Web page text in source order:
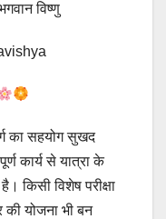
विष्णु
का सहयोग सुखद
कार्य से यात्रा के
किसी विशेष परीक्षा
योजना भी बन